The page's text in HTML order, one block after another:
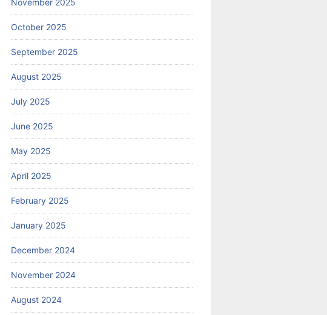
October 2025
September 2025
August 2025
July 2025
June 2025
May 2025
April 2025
February 2025
January 2025
December 2024
November 2024
August 2024